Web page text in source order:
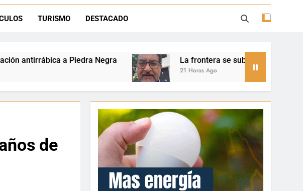
TURISMO DESTACADO
La frontera se subleva: Dante Velázquez enfrenta el remate de la patria y
de